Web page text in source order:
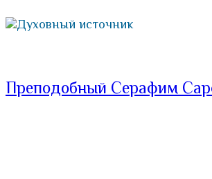
Духовный источник
Преподобный Серафим